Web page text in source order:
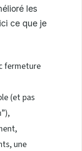
les
ce que je
fermeture
(et pas
une